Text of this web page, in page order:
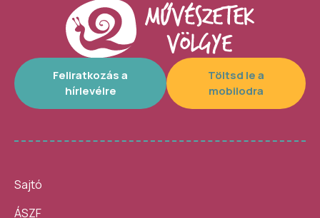
Feliratkozás a
hírlevélre
Töltsd le a
mobilodra
Sajtó
ÁSZF